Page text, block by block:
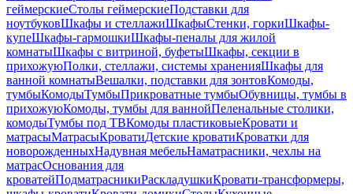
геймерскиеСтолы геймерскиеПодставки для
ноутбуковШкафы и стеллажиШкафыСтенки, горкиШкафы-
купеШкафы-гармошкиШкафы-пеналы для жилой
комнатыШкафы с витриной, буфетыШкафы, секции в
прихожуюПолки, стеллажи, системы храненияШкафы для
ванной комнатыВешалки, подставки для зонтовКомоды,
тумбыКомодыТумбыПрикроватные тумбыОбувницы, тумбы в
прихожуюКомоды, тумбы для ваннойПеленальные столики,
комодыТумбы под ТВКомоды пластиковыеКровати и
матрасыМатрасыКроватиДетские кроватиКроватки для
новорожденныхНадувная мебельНаматрасники, чехлы на
матрасОснования для
кроватейПодматрасникиРаскладушкиКровати-трансформеры,